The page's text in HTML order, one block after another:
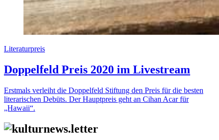
Literaturpreis
Doppelfeld Preis 2020 im Livestream
Erstmals verleiht die Doppelfeld Stiftung den Preis für die besten
literarischen Debüts. Der Hauptpreis geht an Cihan Acar für
„Hawaii“.